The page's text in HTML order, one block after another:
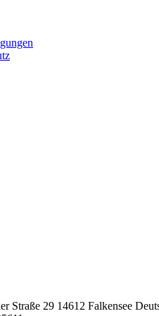
Straße 29 14612 Falkensee